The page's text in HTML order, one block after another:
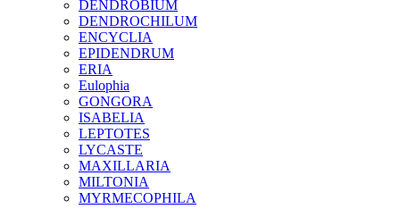
DENDROBIUM
DENDROCHILUM
ENCYCLIA
EPIDENDRUM
ERIA
Eulophia
GONGORA
ISABELIA
LEPTOTES
LYCASTE
MAXILLARIA
MILTONIA
MYRMECOPHILA